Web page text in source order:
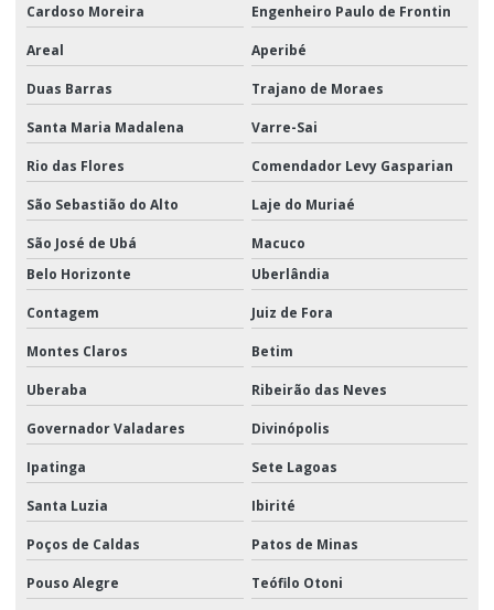
Cardoso Moreira Engenheiro Paulo de Frontin
Areal Aperibé
Duas Barras Trajano de Moraes
Santa Maria Madalena Varre-Sai
Rio das Flores Comendador Levy Gasparian
São Sebastião do Alto Laje do Muriaé
São José de Ubá
Macuco
Belo Horizonte
Uberlândia
Contagem Juiz de Fora
Montes Claros Betim
Uberaba Ribeirão das Neves
Governador Valadares Divinópolis
Ipatinga Sete Lagoas
Santa Luzia Ibirité
Poços de Caldas Patos de Minas
Pouso Alegre Teófilo Otoni